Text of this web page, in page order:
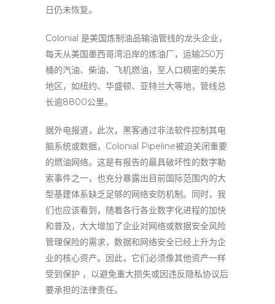
日仍未恢复。
Colonial 是美国炼制油品输油管线的龙头企业，
每天从美国墨西哥湾沿岸的炼油厂，运输250万
桶的汽油、柴油、飞机燃油，至人口稠密的美东
地区，如纽约、华盛顿、亚特兰大等地，管线总
长逾8800公里。
据外电报道，此次，黑客通过非法软件控制其电
脑系统或数据，Colonial Pipeline被迫关闭重要
的燃油网络。这是有报告的最具破坏性的数字勒
索事件之一，也充分暴露出目前国际范围内的大
型基建体系缺乏足够的网络安防机制。同时，我
们也应该看到，随着各行各业数字化进程的加快
和普及，大大增加了企业对网络或数据安全风险
管理保险的需求，数据和网络安全已经上升为企
业的核心资产。因此，它们必须像其他资产一样
受到保护 ，以避免重大损失或因违反隐私协议后
要承担的法律责任。